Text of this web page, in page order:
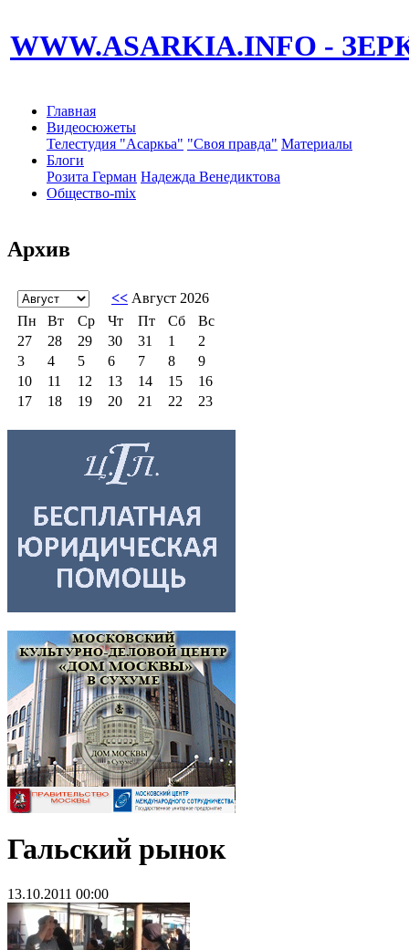
WWW.ASARKIA.INFO -
Главная
Видеосюжеты
Телестудия "Асаркьа" "Своя правда" Материалы
Блоги
Розита Герман Надежда Венедиктова
Общество-mix
Архив
Гальский рынок
13.10.2011 00:00